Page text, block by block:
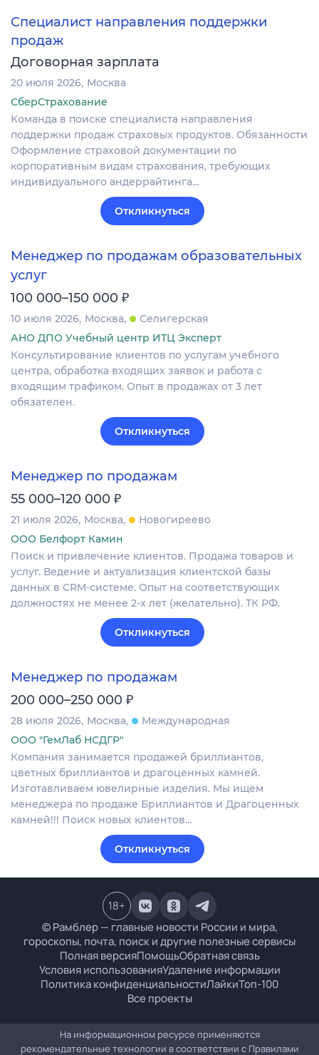
Специалист направления поддержки
продаж
Договорная зарплата
20 июля 2026 Москва
СберСтрахование
Команда в поиске специалиста направления
поддержки продаж страховых продуктов. Обязанности
Оформление страховой документации по
корпоративным видам страхования, требующих
индивидуального андеррайтинга…
Откликнуться
Менеджер по продажам образовательных
услуг
100 000–150 000 ₽
10 июля 2026 Москва
Селигерская
АНО ДПО Учебный центр ИТЦ Эксперт
Консультирование клиентов по услугам учебного
центра, обработка входящих заявок и работа с
входящим трафиком. Опыт в продажах от 3 лет
обязателен.
Откликнуться
Менеджер по продажам
55 000–120 000 ₽
21 июля 2026 Москва
Новогиреево
ООО Белфорт Камин
Поиск и привлечение клиентов. Продажа товаров и
услуг. Ведение и актуализация клиентской базы
данных в CRM‐системе. Опыт на соответствующих
должностях не менее 2-х лет (желательно). ТК РФ.
Откликнуться
Менеджер по продажам
200 000–250 000 ₽
28 июля 2026 Москва
Международная
ООО "ГемЛаб НСДГР"
Компания занимается продажей бриллиантов,
цветных бриллиантов и драгоценных камней.
Изготавливаем ювелирные изделия. Мы ищем
менеджера по продаже Бриллиантов и Драгоценных
камней!!! Поиск новых клиентов…
Откликнуться
© Рамблер — главные новости России и мира,
гороскопы, почта, поиск и другие полезные сервисы
Полная версияПомощьОбратная связь
Условия использованияУдаление информации
Политика конфиденциальностиЛайкиТоп-100
Все проекты
18+
На информационном ресурсе применяются
рекомендательные технологии в соответствии с Правилами